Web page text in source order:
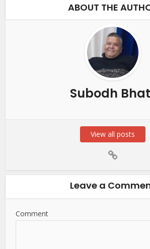
ABOUT THE
Subodh
View all posts
Leave a
Comment